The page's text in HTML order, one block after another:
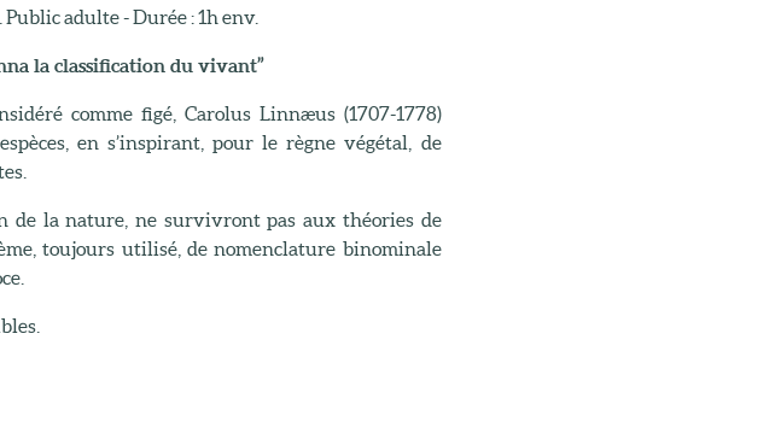
adulte - Durée : 1h env.
la classification du vivant”
comme figé, Carolus Linnæus (1707-1778)
en s’inspirant, pour le règne végétal, de
de la nature, ne survivront pas aux théories de
toujours utilisé, de nomenclature binominale